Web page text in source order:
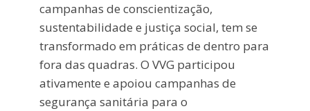
campanhas de conscientização,
sustentabilidade e justiça social, tem se
transformado em práticas de dentro para
fora das quadras. O VVG participou
ativamente e apoiou campanhas de
segurança sanitária para o